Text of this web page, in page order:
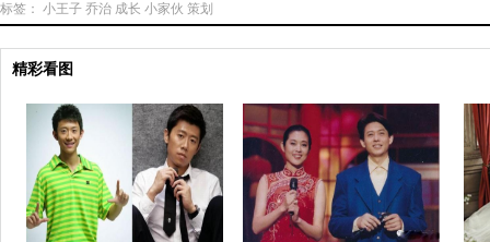
标签： 小王子 乔治 成长 小家伙 策划
精彩看图